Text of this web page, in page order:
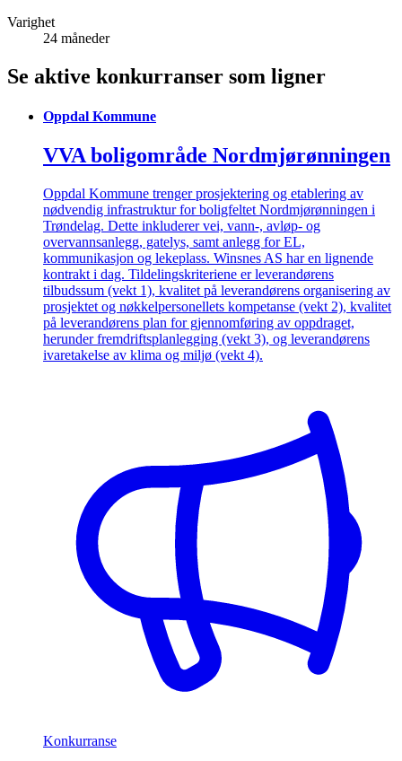
Varighet
24 måneder
Se aktive konkurranser som ligner
Oppdal Kommune
VVA boligområde Nordmjørønningen
Oppdal Kommune trenger prosjektering og etablering av
nødvendig infrastruktur for boligfeltet Nordmjørønningen i
Trøndelag. Dette inkluderer vei, vann-, avløp- og
overvannsanlegg, gatelys, samt anlegg for EL,
kommunikasjon og lekeplass. Winsnes AS har en lignende
kontrakt i dag. Tildelingskriteriene er leverandørens
tilbudssum (vekt 1), kvalitet på leverandørens organisering av
prosjektet og nøkkelpersonellets kompetanse (vekt 2), kvalitet
på leverandørens plan for gjennomføring av oppdraget,
herunder fremdriftsplanlegging (vekt 3), og leverandørens
ivaretakelse av klima og miljø (vekt 4).
Konkurranse